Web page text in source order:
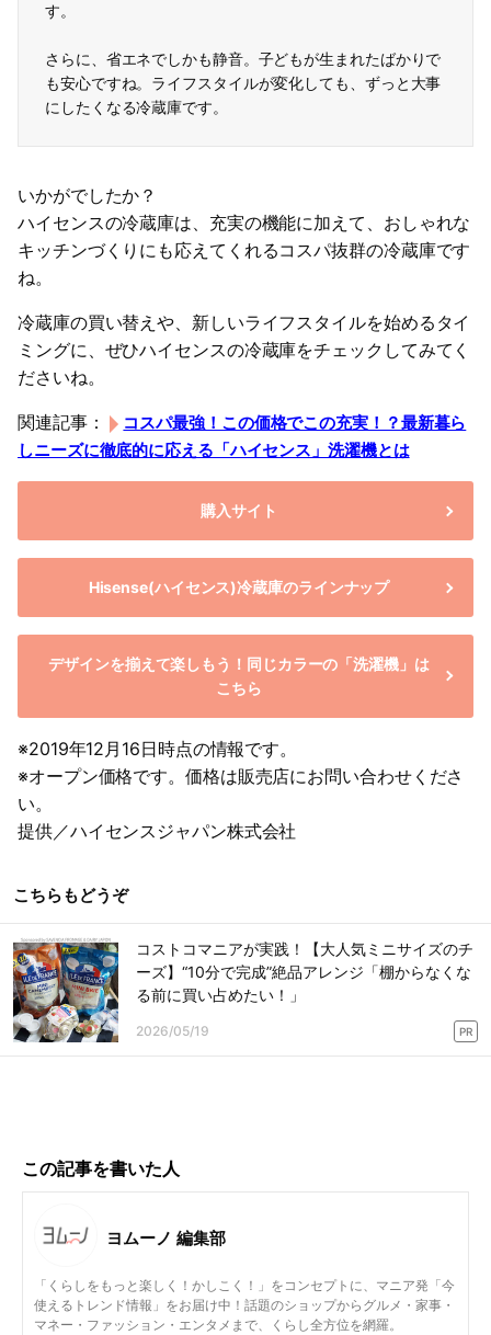
す。
さらに、省エネでしかも静音。子どもが生まれたばかりで
も安心ですね。ライフスタイルが変化しても、ずっと大事
にしたくなる冷蔵庫です。
いかがでしたか？
ハイセンスの冷蔵庫は、充実の機能に加えて、おしゃれな
キッチンづくりにも応えてくれるコスパ抜群の冷蔵庫です
ね。
冷蔵庫の買い替えや、新しいライフスタイルを始めるタイ
ミングに、ぜひハイセンスの冷蔵庫をチェックしてみてく
ださいね。
関連記事：
コスパ最強！この価格でこの充実！？最新暮ら
しニーズに徹底的に応える「ハイセンス」洗濯機とは
購入サイト
Hisense(ハイセンス)冷蔵庫のラインナップ
デザインを揃えて楽しもう！同じカラーの「洗濯機」は
こちら
※2019年12月16日時点の情報です。
※オープン価格です。価格は販売店にお問い合わせくださ
い。
提供／ハイセンスジャパン株式会社
こちらもどうぞ
コストコマニアが実践！【大人気ミニサイズのチ
ーズ】“10分で完成”絶品アレンジ「棚からなくな
る前に買い占めたい！」
2026/05/19 PR
この記事を書いた人
ヨムーノ 編集部
「くらしをもっと楽しく！かしこく！」をコンセプトに、マニア発「今
使えるトレンド情報」をお届け中！話題のショップからグルメ・家事・
マネー・ファッション・エンタメまで、くらし全方位を網羅。